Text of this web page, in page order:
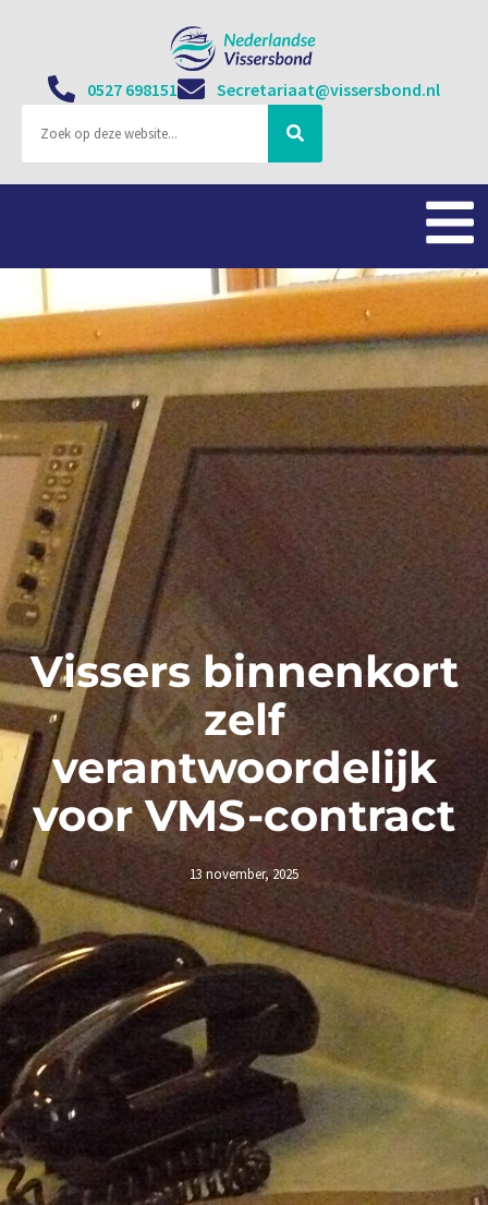
0527 698151 Secretariaat@vissersbond.nl
Vissers binnenkort
zelf
verantwoordelijk
voor VMS-contract
13 november, 2025